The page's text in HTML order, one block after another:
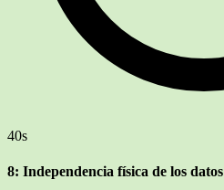
40s
8: Independencia física de los datos